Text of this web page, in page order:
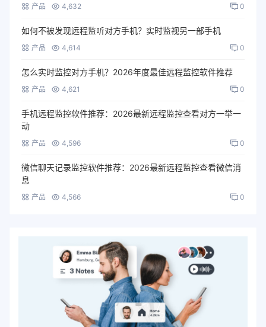
产品 4,632 0
如何不被发现远程监听对方手机？实时监视另一部手机
产品 4,614 0
怎么实时监控对方手机？2026年度最佳远程监控软件推荐
产品 4,621 0
手机远程监控软件推荐：2026最新远程监控查看对方一举一
动
产品 4,596 0
微信聊天记录监控软件推荐：2026最新远程监控查看微信消
息
产品 4,566 0